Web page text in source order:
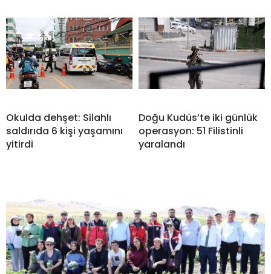
Okulda dehşet: Silahlı
saldırıda 6 kişi yaşamını
yitirdi
Doğu Kudüs’te iki günlük
operasyon: 51 Filistinli
yaralandı